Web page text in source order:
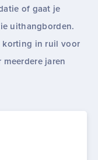
of gaat je
uithangborden.
korting in ruil voor
jaren